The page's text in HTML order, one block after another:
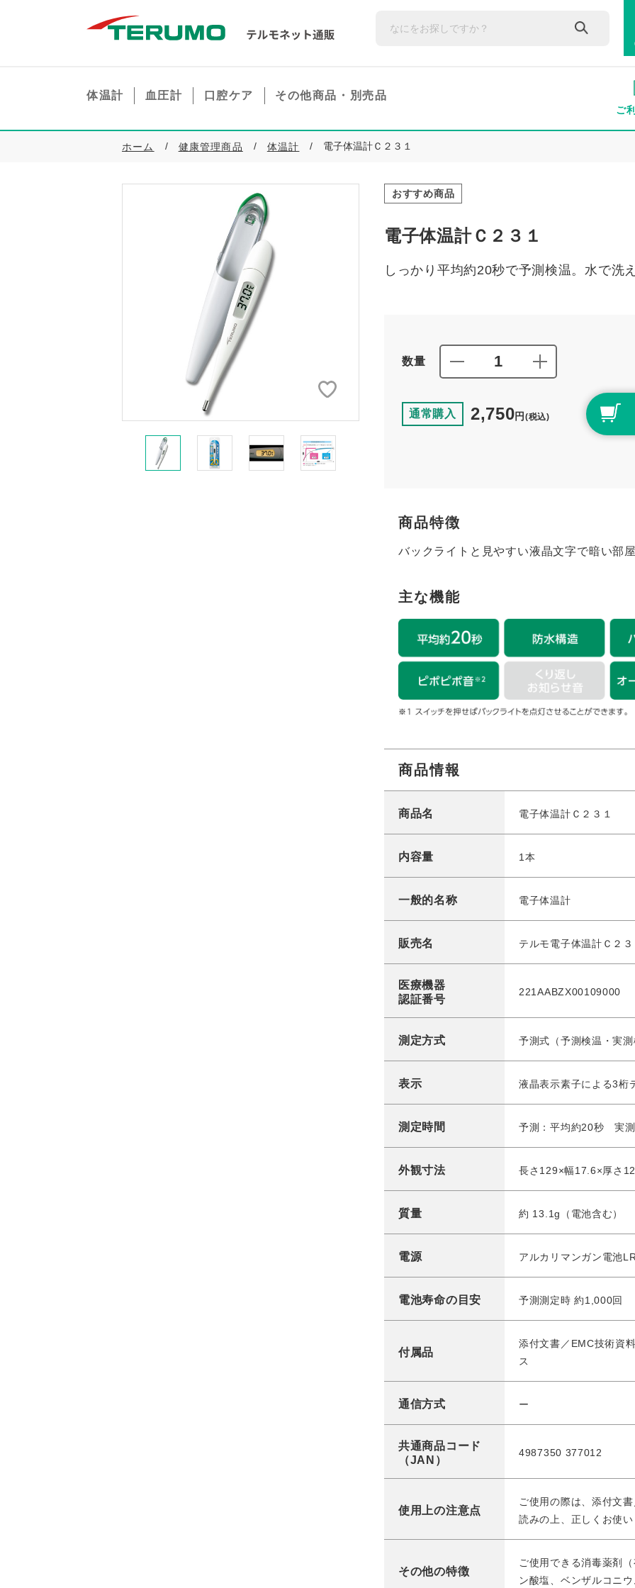
体温計 血圧計 口腔ケア その他商品・ 別売品
ご
ホーム 健康管理商品 体温計 電子体温計Ｃ２３１
おすすめ商品
電子体温計Ｃ２３１
しっかり平均約20秒で予測検温。水で洗
数量
通常購入 2,750円(税込)
商品特徴
バックライトと見やすい液晶文字で暗い部
主な機能
商品情報
商品名 電子体温計Ｃ２３１
内容量 1本
一般的名称 電子体温計
販売名 テルモ電子体温計Ｃ２
医療機器
認証番号
221AABZX00109000
測定方式 予測式（予測検温・実
表示 液晶表示素子による3
測定時間 予測：平均約20秒 実
外観寸法 長さ129×幅17.6×厚さ
質量 約 13.1g（電池含む）
電源 アルカリマンガン電池
電池寿命の目安 予測測定時 約1,000回
付属品
添付文書／EMC技術資
ス
通信方式 ー
共通商品コード
（JAN）
4987350 377012
使用上の注意点
ご使用の際は、添付文
読みの上、正しくお使
その他の特徴
ご使用できる消毒薬剤
ン酸塩、ベンザルコニ